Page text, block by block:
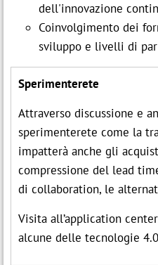
dell'innovazione
Coinvolgimento dei
sviluppo e livelli di
Sperimenterete
Attraverso discussione e
sperimenterete come la
impatterà anche gli
compressione del lead
di collaboration, le
Visita all’application
alcune delle tecnologie 4.0